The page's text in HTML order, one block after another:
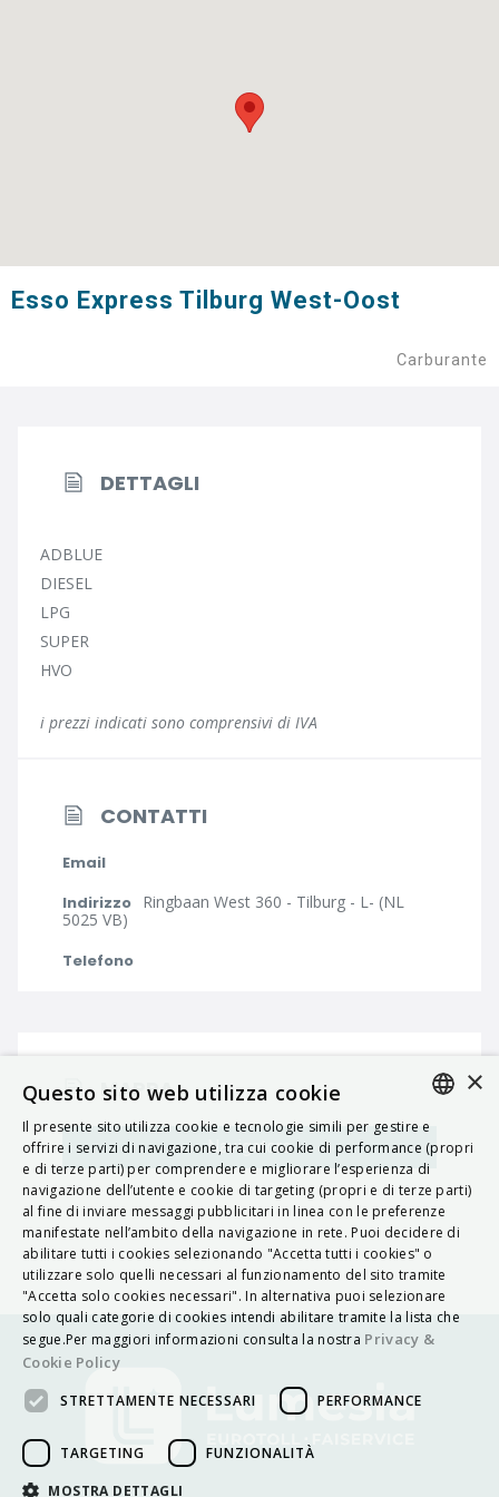
Esso Express Tilburg West-Oost
Carburante
DETTAGLI
ADBLUE
DIESEL
LPG
SUPER
HVO
i prezzi indicati sono comprensivi di IVA
CONTATTI
Email
Indirizzo Ringbaan West 360 - Tilburg - L- (NL
5025 VB)
Telefono
MAPPA
Navigatore ITALIAN
ENGLISH
FRENCH
HUNGARIAN
DEUTSCH
POLSKI
PORTUGUÊS
×
Questo sito web utilizza cookie
Il presente sito utilizza cookie e tecnologie simili per gestire e
offrire i servizi di navigazione, tra cui cookie di performance (propri
e di terze parti) per comprendere e migliorare l’esperienza di
navigazione dell’utente e cookie di targeting (propri e di terze parti)
al fine di inviare messaggi pubblicitari in linea con le preferenze
manifestate nell’ambito della navigazione in rete. Puoi decidere di
abilitare tutti i cookies selezionando "Accetta tutti i cookies" o
utilizzare solo quelli necessari al funzionamento del sito tramite
"Accetta solo cookies necessari". In alternativa puoi selezionare
solo quali categorie di cookies intendi abilitare tramite la lista che
segue.Per maggiori informazioni consulta la nostra Privacy &
Cookie Policy
STRETTAMENTE NECESSARI PERFORMANCE
TARGETING FUNZIONALITÀ
MOSTRA DETTAGLI